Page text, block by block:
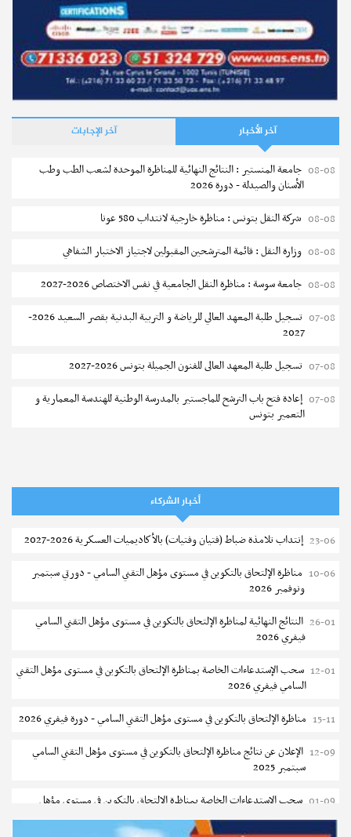
آخر الأخبار آخر الإجابات
08-08 جامعة المنستير : النتائج النهائية للمناظرة الموحدة لشعب الطب وطب
الأسنان والصيدلة - دورة 2026
08-08 شركة النقل بتونس : مناظرة خارجية لانتداب 580 عونا
08-08 وزارة النقل : قائمة المترشحين المقبولين لاجتياز الاختبار الشفاهي
08-08 جامعة سوسة : مناظرة النقل الجامعية في نفس الاختصاص 2026-2027
07-08
تسجيل طلبة المعهد العالي للرياضة و التربية البدنية بقصر السعيد 2026-
2027
07-08 تسجيل طلبة المعهد العالى للفنون الجميلة بتونس 2026-2027
07-08 إعادة فتح باب الترشح للماجستير بالمدرسة الوطنية للهندسة المعمارية و
التعمير بتونس
المعهد العالي للعلوم التطبيقية والتكنولوجيا بالقيروان : الترشح للماجستير
2026-2027
06-08 الترشح للماجستير بالمعهد العالي لمهن الموضة بالمنستير 2026-2027
تمديد آجال الترشح للماجستير بالمعهد العالي لعلوم و تقنيات المياه بقابس
فتح مناظرة لإنتداب عرفاء بسلك الحرس الوطني لسنة 2026
05-08 تسجيل طلبة كلية الآداب والفنون والإنسانيات بمنوبة 2026-2027
أخبار الشركاء
23-06 إنتداب تلامذة ضباط (فتيان وفتيات) بالأكاديميات العسكرية 2026-2027
10-06 مناظرة الإلتحاق بالتكوين في مستوى مؤهل التقني السامي - دورتي سبتمبر
ونوفمبر 2026
26-01 النتائج النهائية لمناظرة الإلتحاق بالتكوين في مستوى مؤهل التقني السامي
فيفري 2026
12-01 سحب الإستدعاءات الخاصة بمناظرة الإلتحاق بالتكوين في مستوى مؤهل التقني
السامي فيفري 2026
15-11 مناظرة الإلتحاق بالتكوين في مستوى مؤهل التقني السامي - دورة فيفري 2026
12-09 الإعلان عن نتائج مناظرة الإلتحاق بالتكوين في مستوى مؤهل التقني السامي
سبتمبر 2025
01-09 سحب الإستدعاءات الخاصة بمناظرة الإلتحاق بالتكوين في مستوى مؤهل
التقني السامي سبتمبر 2025